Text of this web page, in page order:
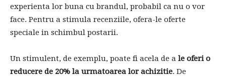
experienta lor buna cu brandul, probabil ca nu o vor
face. Pentru a stimula recenziile, ofera-le oferte
speciale in schimbul postarii.
Un stimulent, de exemplu, poate fi acela de a le oferi o
reducere de 20% la urmatoarea lor achizitie. De